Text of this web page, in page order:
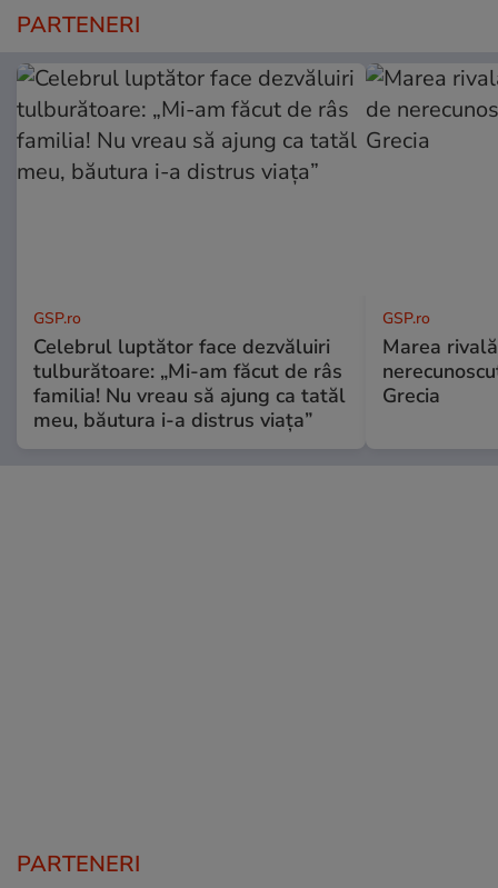
PARTENERI
GSP.ro
Celebrul luptător face dezvăluiri
tulburătoare: „Mi-am făcut de râs
familia! Nu vreau să ajung ca tatăl
meu, băutura i-a distrus viața”
GSP.ro
Marea
Grecia
PARTENERI